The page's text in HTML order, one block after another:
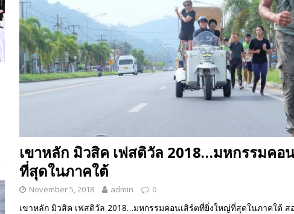
เขาหลัก มิวสิค เฟสติวัล 2018…มหกรรมคอ
ที่สุดในภาคใต้
November 5, 2018 admin 0
เขาหลัก มิวสิค เฟสติวัล 2018…มหกรรมคอนเสิร์ตที่ยิ่งใหญ่ที่สุดในภาคใต้ ส